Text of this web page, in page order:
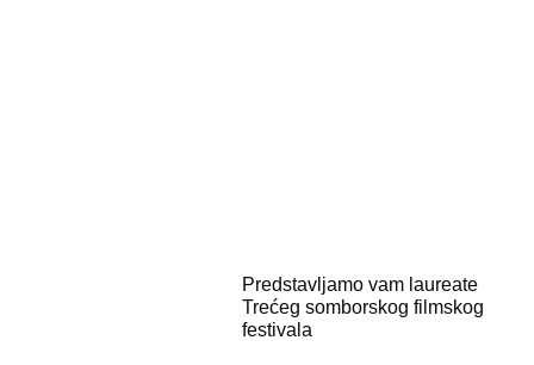
Predstavljamo vam laureate
Trećeg somborskog filmskog
festivala